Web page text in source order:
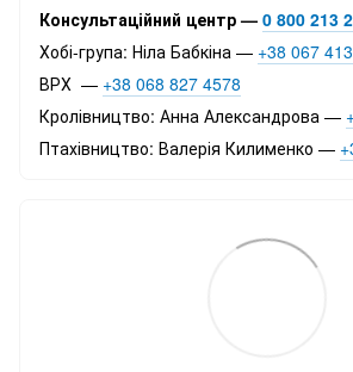
Консультаційний центр — 0 800 213
Хобі-група: Ніла Бабкіна — +38 067
ВРХ — +38 068 827 4578
Кролівництво: Анна Александрова —
Птахівництво: Валерія Килименко —